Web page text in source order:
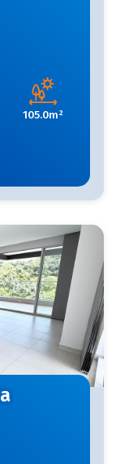
105.0m²